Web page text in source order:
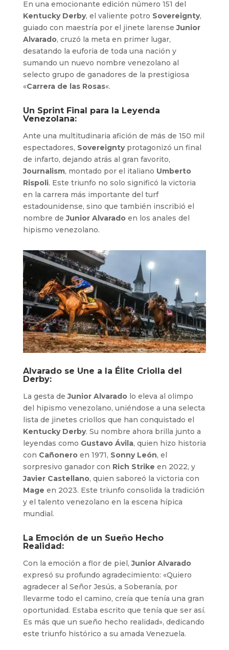
En una emocionante edición número 151 del
Kentucky Derby, el valiente potro Sovereignty,
guiado con maestría por el jinete larenseJunior
Alvarado, cruzó la meta en primer lugar,
desatando la euforia de toda una nación y
sumando un nuevo nombre venezolano al
selecto grupo de ganadores de la prestigiosa
«Carrera de las Rosas«.
Un Sprint Final para la Leyenda
Venezolana:
Ante una multitudinaria afición de más de 150 mil
espectadores, Sovereigntyprotagonizó un final
de infarto, dejando atrás al gran favorito,
Journalism, montado por el italiano Umberto
Rispoli. Este triunfo no solo significó la victoria
en la carrera más importante del turf
estadounidense, sino que también inscribió el
nombre deJunior Alvaradoen los anales del
hipismo venezolano.
Alvarado se Une a la Élite Criolla del
Derby:
La gesta deJunior Alvaradolo eleva al olimpo
del hipismo venezolano, uniéndose a una selecta
lista de jinetes criollos que han conquistado el
Kentucky Derby. Su nombre ahora brilla junto a
leyendas como Gustavo Ávila, quien hizo historia
con Cañoneroen 1971, Sonny León, el
sorpresivo ganador con Rich Strike en 2022, y
Javier Castellano, quien saboreó la victoria con
Mage en 2023. Este triunfo consolida la tradición
y el talento venezolano en la escena hípica
mundial.
La Emoción de un Sueño Hecho
Realidad:
Con la emoción a flor de piel,Junior Alvarado
expresó su profundo agradecimiento: «Quiero
agradecer al Señor Jesús, a Soberanía, por
llevarme todo el camino, creía que tenía una gran
oportunidad. Estaba escrito que tenía que ser así.
Es más que un sueño hecho realidad», dedicando
este triunfo histórico a su amada Venezuela.